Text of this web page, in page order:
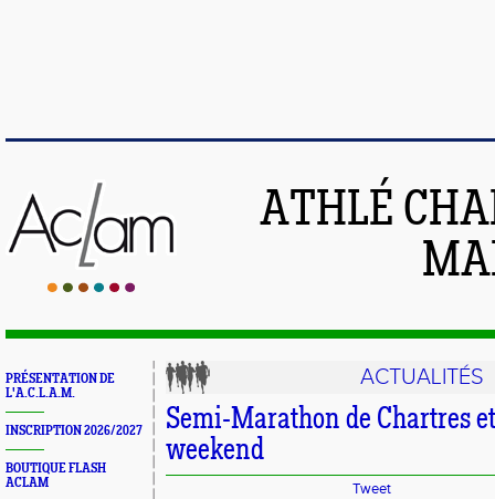
ATHLÉ
PRÉSENTATION DE
L'A.C.L.A.M.
INSCRIPTION 2026/2027
BOUTIQUE FLASH
ACLAM
ACTUALITÉS
Semi-Marathon de Chartres
weekend
Tweet